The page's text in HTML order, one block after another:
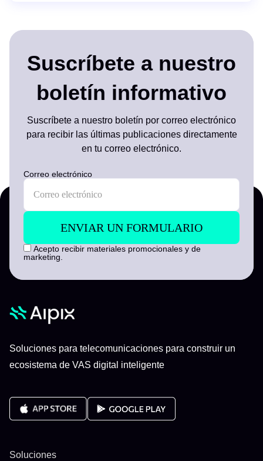
Suscríbete a nuestro
boletín informativo
Suscríbete a nuestro boletín por correo electrónico
para recibir las últimas publicaciones directamente
en tu correo electrónico.
Correo electrónico
Acepto recibir materiales promocionales y de
marketing.
Soluciones para telecomunicaciones para construir un
ecosistema de VAS digital inteligente
Soluciones